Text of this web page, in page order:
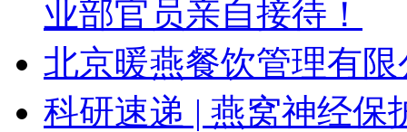
业部官员亲自接待！
北京暖燕餐饮管理有限
科研速递 | 燕窝神经保